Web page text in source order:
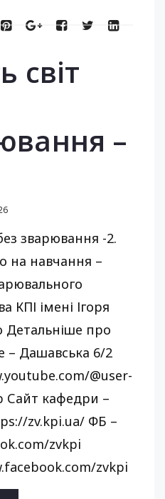
світ
–
зварювання -2.
на навчання –
КПІ імені Ігоря
Детальніше про
– Дашавська 6/2
@user-
Сайт кафедри –
zv.kpi.ua/ ФБ –
zvkpi
zvkpi